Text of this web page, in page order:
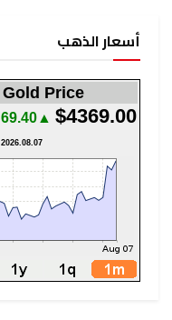
أسعار الذهب
Gold Price
$4369.00
▲69.40
2026.08.07